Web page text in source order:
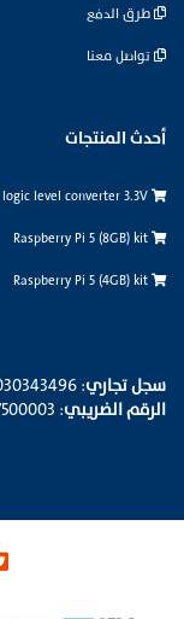
طرق الدفع
تواصل معنا
أحدث المنتجات
سجل تجاري: 4030343496
الرقم الضريبي: 310095677500003